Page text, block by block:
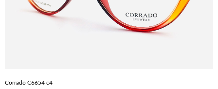
Corrado C6654 c4